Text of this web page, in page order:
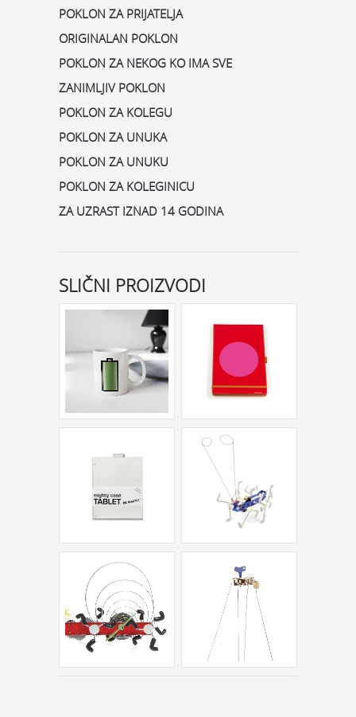
POKLON ZA PRIJATELJA
ORIGINALAN POKLON
POKLON ZA NEKOG KO IMA SVE
ZANIMLJIV POKLON
POKLON ZA KOLEGU
POKLON ZA UNUKA
POKLON ZA UNUKU
POKLON ZA KOLEGINICU
ZA UZRAST IZNAD 14 GODINA
SLIČNI PROIZVODI